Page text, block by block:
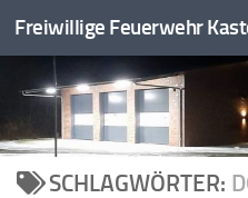
Zum Inhalt springen
Freiwillige Feuerwehr
SCHLAGWÖRTER: